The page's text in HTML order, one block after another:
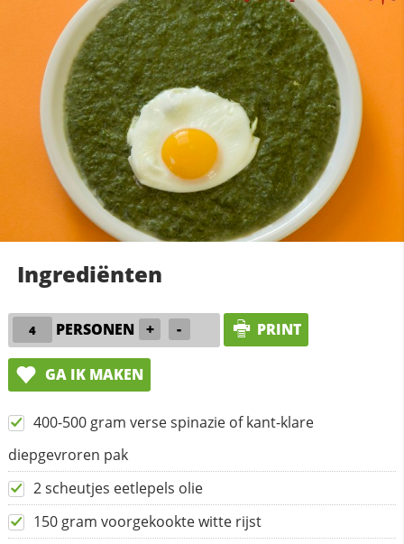
Ingrediënten
PERSONEN + - PRINT
GA IK MAKEN
400-500 gram verse spinazie of kant-klare
diepgevroren pak
2 scheutjes eetlepels olie
150 gram voorgekookte witte rijst